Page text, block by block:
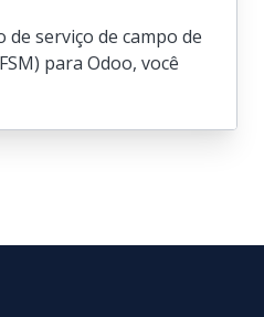
serviço de campo de
para Odoo, você